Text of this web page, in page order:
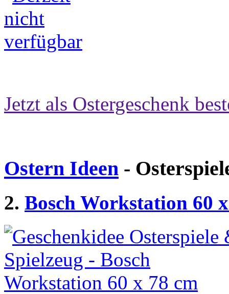
Jetzt als Ostergeschenk
Ostern Ideen -
2. Bosch Workstation 60